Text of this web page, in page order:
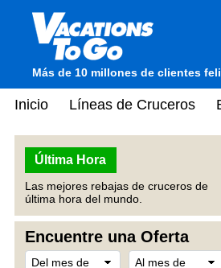
Más de 10 millones de clientes
Inicio Líneas de Cruceros
Última Hora
Las mejores rebajas de cruceros de
última hora del mundo.
Encuentre una Oferta